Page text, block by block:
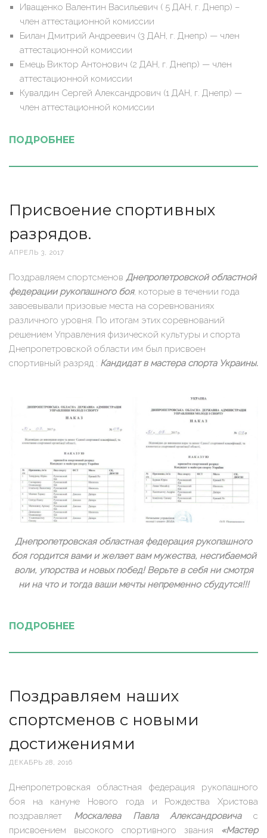
Иващенко Валентин Васильевич ( 5 ДАН, г. Днепр) –
член аттестационной комиссии
Билан Дмитрий Андреевич (3 ДАН, г. Днепр) — член
аттестационной комиссии
Емець Виктор Антонович (2 ДАН, г. Днепр) — член
аттестационной комиссии
Кувалдин Сергей Александрович (1 ДАН, г. Днепр) —
член аттестационной комиссии
ПОДРОБНЕЕ
Присвоение спортивных
разрядов.
АПРЕЛЬ 3, 2017
Поздравляем спортсменов Днепропетровской областной
федерации рукопашного боя, которые в течении года
завоевывали призовые места на соревнованиях
различного уровня. По итогам этих соревнований
решением Управления физической культуры и спорта
Днепропетровской области им был присвоен
спортивный разряд : Кандидат в мастера спорта Украины.
Днепропетровская областная федерация рукопашного
боя гордится вами и желает вам мужества, несгибаемой
воли, упорства и новых побед! Верьте в себя ни смотря
ни на что и тогда ваши мечты непременно сбудутся!!!
ПОДРОБНЕЕ
Поздравляем наших
спортсменов с новыми
достижениями
ДЕКАБРЬ 28, 2016
Днепропетровская областная федерация рукопашного
боя на кануне Нового года и Рождества Христова
поздравляет Москалева Павла Александровичас
присвоением высокого спортивного звания «Мастер